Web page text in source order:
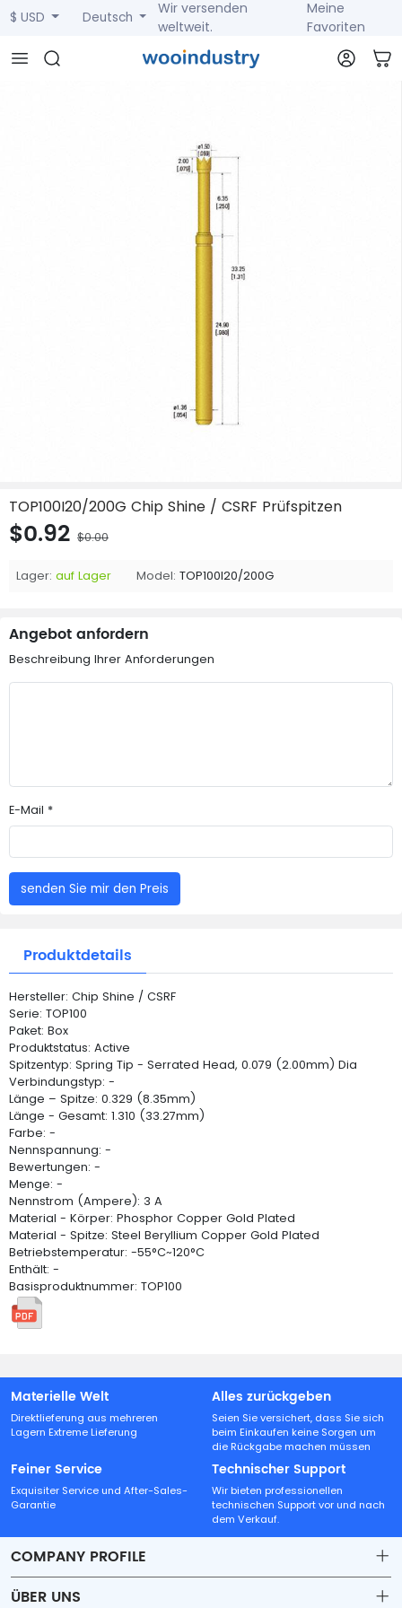
$ USD Deutsch
Wir versenden
weltweit.
Meine
Favoriten
TOP100I20/200G Chip Shine / CSRF Prüfspitzen
$0.92 $0.00
Lager: auf Lager Model: TOP100I20/200G
Angebot anfordern
Beschreibung Ihrer Anforderungen
E-Mail *
senden Sie mir den Preis
Produktdetails
Hersteller: Chip Shine / CSRF
Serie: TOP100
Paket: Box
Produktstatus: Active
Spitzentyp: Spring Tip - Serrated Head, 0.079 (2.00mm) Dia
Verbindungstyp: -
Länge – Spitze: 0.329 (8.35mm)
Länge - Gesamt: 1.310 (33.27mm)
Farbe: -
Nennspannung: -
Bewertungen: -
Menge: -
Nennstrom (Ampere): 3 A
Material - Körper: Phosphor Copper Gold Plated
Material - Spitze: Steel Beryllium Copper Gold Plated
Betriebstemperatur: -55°C~120°C
Enthält: -
Basisproduktnummer: TOP100
Materielle Welt
Direktlieferung aus mehreren
Lagern Extreme Lieferung
Alles zurückgeben
Seien Sie versichert, dass Sie sich
beim Einkaufen keine Sorgen um
die Rückgabe machen müssen
Feiner Service
Exquisiter Service und After-Sales-
Garantie
Technischer Support
Wir bieten professionellen
technischen Support vor und nach
dem Verkauf.
COMPANY PROFILE
ÜBER UNS